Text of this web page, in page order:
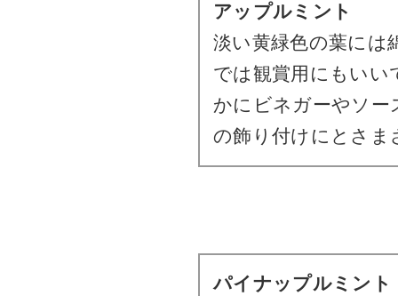
アップルミント
淡い黄緑色の葉には
では観賞用にもいい
かにビネガーやソー
の飾り付けにとさま
パイナップルミント